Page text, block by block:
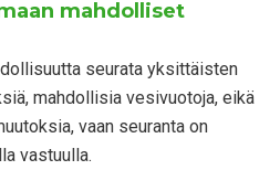
mahdolliset
seurata yksittäisten
mahdollisia vesivuotoja, eikä
vaan seuranta on
vastuulla.